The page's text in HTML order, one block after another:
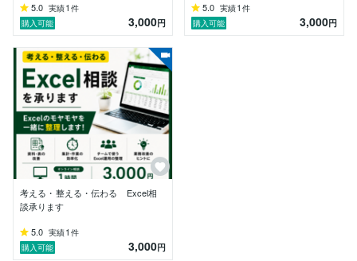
■こんな方は、ぜひご相談ください
・リーダー・管理職として、チームや自分のマネジメン
トに悩んでいる
・習慣化やジャーナリングを続けたいけど、仕組みがで
きていない
・業務の改善や効率化に取り組みたいが、何から手をつ
ければいいかわからない
■なぜ私に相談できるのか
現在、大手メーカーで部長として働きながら、社外での
対話支援や組織開発にも携わっています。
の実践をもとに、思考整理・言語化・行動支援を行って
います。
5.0 実績1 件
購入可能
3,000円
5.0 実績1 件
購入可能
3,000円
考える・整える・伝わる Excel相
談承ります
5.0 実績1 件
購入可能
3,000円